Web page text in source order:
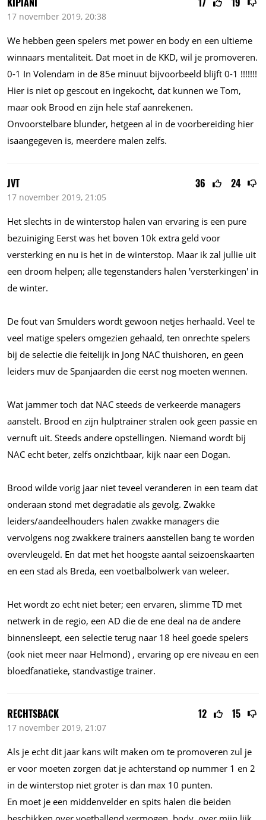
17 november 2019, 20:38
We hebben geen spelers met power en body en een ultieme
winnaars mentaliteit. Dat moet in de KKD, wil je promoveren.
0-1 In Volendam in de 85e minuut bijvoorbeeld blijft 0-1 !!!!!!!
Hier is niet op gescout en ingekocht, dat kunnen we Tom,
maar ook Brood en zijn hele staf aanrekenen.
Onvoorstelbare blunder, hetgeen al in de voorbereiding hier
isaangegeven is, meerdere malen zelfs.
36 24
JVT
17 november 2019, 21:05
Het slechts in de winterstop halen van ervaring is een pure
bezuiniging Eerst was het boven 10k extra geld voor
versterking en nu is het in de winterstop. Maar ik zal jullie uit
een droom helpen; alle tegenstanders halen 'versterkingen' in
de winter.
De fout van Smulders wordt gewoon netjes herhaald. Veel te
veel matige spelers omgezien gehaald, ten onrechte spelers
bij de selectie die feitelijk in Jong NAC thuishoren, en geen
leiders muv de Spanjaarden die eerst nog moeten wennen.
Wat jammer toch dat NAC steeds de verkeerde managers
aanstelt. Brood en zijn hulptrainer stralen ook geen passie en
vernuft uit. Steeds andere opstellingen. Niemand wordt bij
NAC echt beter, zelfs onzichtbaar, kijk naar een Dogan.
Brood wilde vorig jaar niet teveel veranderen in een team dat
onderaan stond met degradatie als gevolg. Zwakke
leiders/aandeelhouders halen zwakke managers die
vervolgens nog zwakkere trainers aanstellen bang te worden
overvleugeld. En dat met het hoogste aantal seizoenskaarten
en een stad als Breda, een voetbalbolwerk van weleer.
Het wordt zo echt niet beter; een ervaren, slimme TD met
netwerk in de regio, een AD die de ene deal na de andere
binnensleept, een selectie terug naar 18 heel goede spelers
(ook niet meer naar Helmond) , ervaring op ere niveau en een
bloedfanatieke, standvastige trainer.
12 15
RECHTSBACK
17 november 2019, 21:07
Als je echt dit jaar kans wilt maken om te promoveren zul je
er voor moeten zorgen dat je achterstand op nummer 1 en 2
in de winterstop niet groter is dan max 10 punten.
En moet je een middenvelder en spits halen die beiden